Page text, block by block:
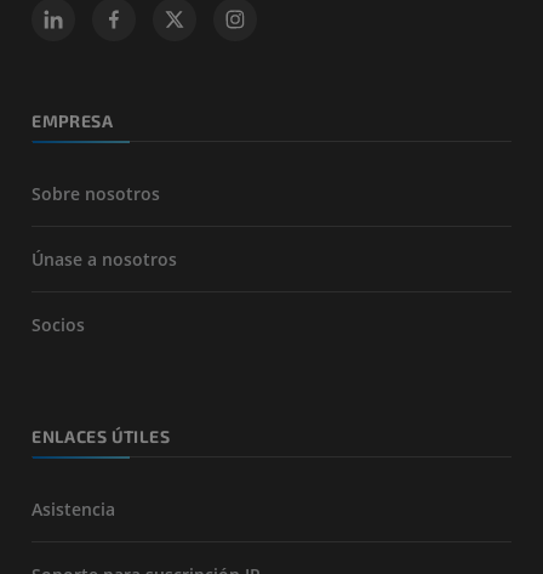
EMPRESA
Sobre nosotros
Únase a nosotros
Socios
ENLACES ÚTILES
Asistencia